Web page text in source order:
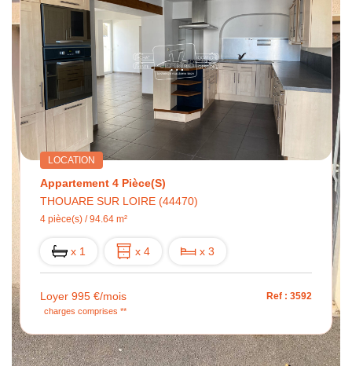
LOCATION
Appartement 4 Pièce(s)
THOUARE SUR LOIRE (44470)
4 pièce(s) / 94.64 m²
x 1 x 4 x 3
Loyer 995 €/mois
charges comprises **
Ref : 3592